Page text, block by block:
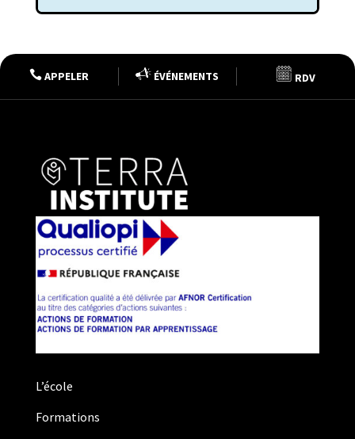
APPELER ÉVÉNEMENTS RDV
L’école
Formations